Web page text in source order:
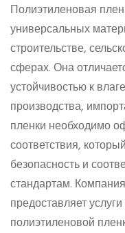
Полиэтиленовая
универсальных
строительстве,
сферах. Она
устойчивостью к
производства,
пленки необходимо
соответствия,
безопасность и
стандартам.
предоставляет
полиэтиленовой